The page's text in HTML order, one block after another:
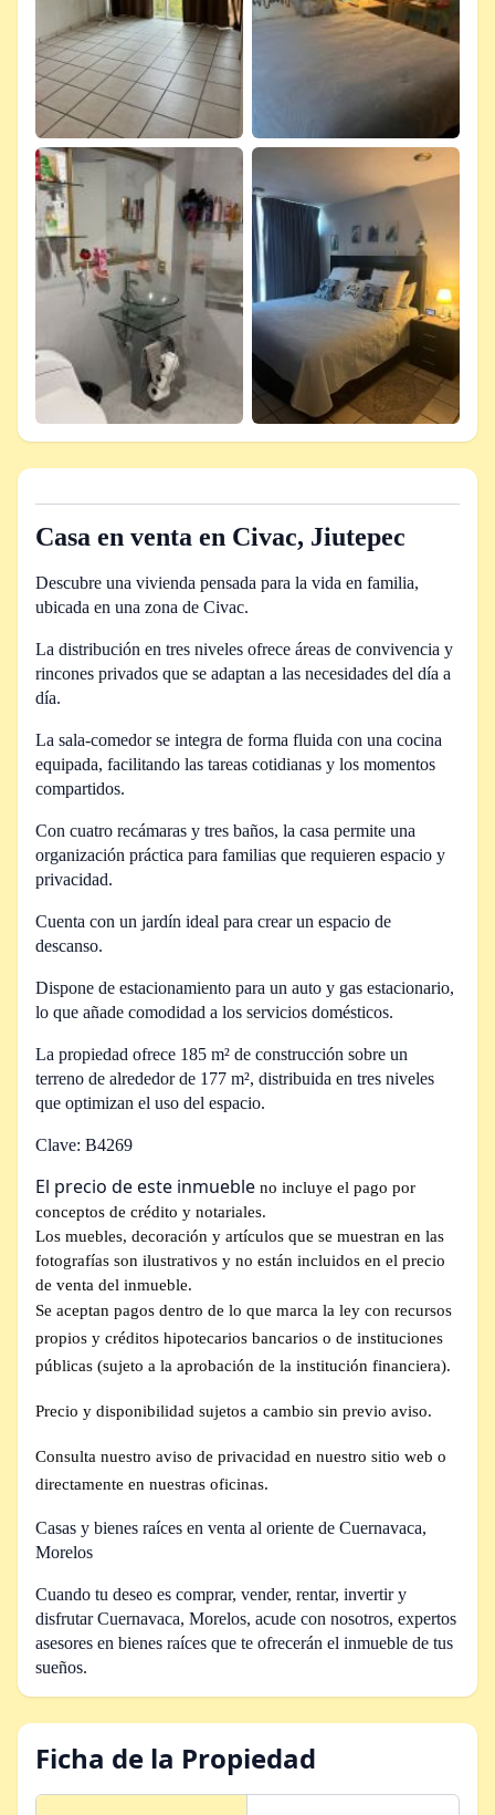
Casa en venta en Civac, Jiutepec
Descubre una vivienda pensada para la vida en familia,
ubicada en una zona de Civac.
La distribución en tres niveles ofrece áreas de convivencia y
rincones privados que se adaptan a las necesidades del día a
día.
La sala-comedor se integra de forma fluida con una cocina
equipada, facilitando las tareas cotidianas y los momentos
compartidos.
Con cuatro recámaras y tres baños, la casa permite una
organización práctica para familias que requieren espacio y
privacidad.
Cuenta con un jardín ideal para crear un espacio de
descanso.
Dispone de estacionamiento para un auto y gas estacionario,
lo que añade comodidad a los servicios domésticos.
La propiedad ofrece 185 m² de construcción sobre un
terreno de alrededor de 177 m², distribuida en tres niveles
que optimizan el uso del espacio.
Clave: B4269
El precio de este inmueble no incluye el pago por
conceptos de crédito y notariales.
Los muebles, decoración y artículos que se muestran en las
fotografías son ilustrativos y no están incluidos en el precio
de venta del inmueble.
Se aceptan pagos dentro de lo que marca la ley con recursos
propios y créditos hipotecarios bancarios o de instituciones
públicas (sujeto a la aprobación de la institución financiera).
Precio y disponibilidad sujetos a cambio sin previo aviso.
Consulta nuestro aviso de privacidad en nuestro sitio web o
directamente en nuestras oficinas.
Casas y bienes raíces en venta al oriente de Cuernavaca,
Morelos
Cuando tu deseo es comprar, vender, rentar, invertir y
disfrutar Cuernavaca, Morelos, acude con nosotros, expertos
asesores en bienes raíces que te ofrecerán el inmueble de tus
sueños.
Ficha de la Propiedad